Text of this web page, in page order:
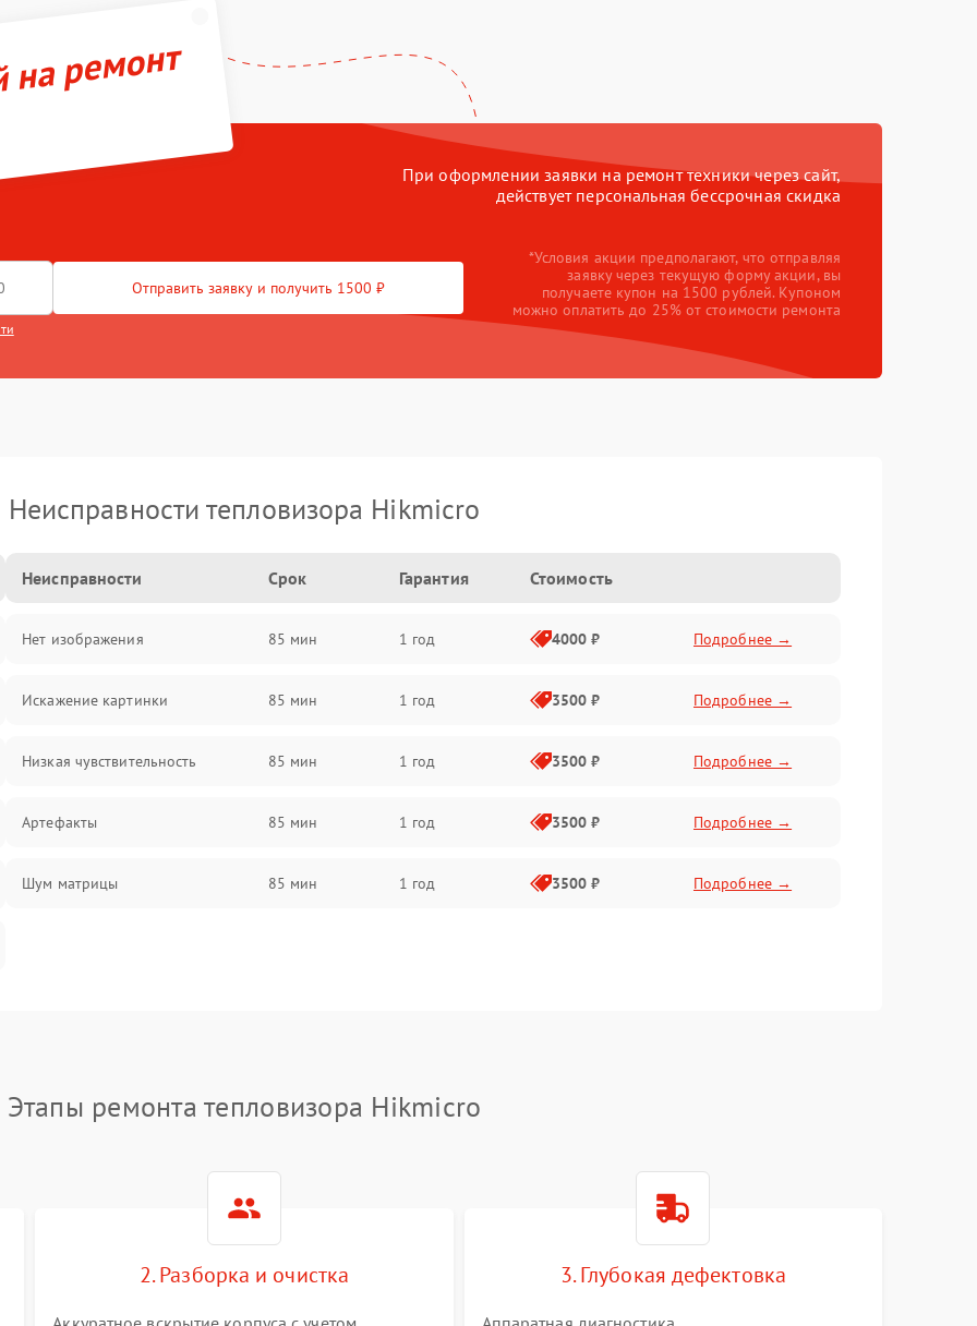
ремонт
При оформлении заявки на ремонт техники через сайт,
действует персональная бессрочная скидка
Отправить заявку и получить 1500 ₽
*Условия акции предполагают, что отправляя
заявку через текущую форму акции, вы
получаете купон на 1500 рублей. Купоном
можно оплатить до 25% от стоимости ремонта
Неисправности тепловизора Hikmicro
Неисправности Срок Гарантия Стоимость
Нет изображения 85 мин 1 год 4000 ₽ Подробнее →
Искажение картинки 85 мин 1 год 3500 ₽ Подробнее →
Низкая чувствительность 85 мин 1 год 3500 ₽ Подробнее →
Артефакты 85 мин 1 год 3500 ₽ Подробнее →
Шум матрицы 85 мин 1 год 3500 ₽ Подробнее →
Этапы ремонта тепловизора Hikmicro
2. Разборка и очистка 3. Глубокая дефектовка